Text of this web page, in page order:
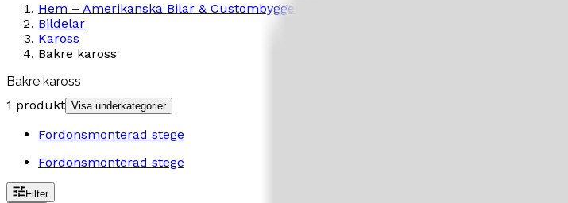
Hem – Amerikanska Bilar & Custombyggen
Bildelar
Kaross
Bakre kaross
Bakre kaross
1 produkt Visa underkategorier
Fordonsmonterad stege
Fordonsmonterad stege
Filter